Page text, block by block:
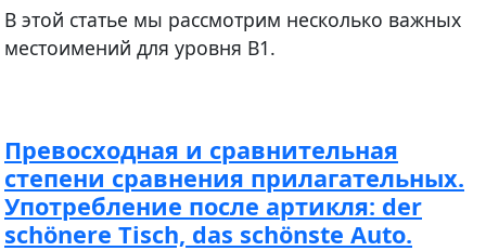
В этой статье мы рассмотрим несколько важных
местоимений для уровня В1.
Превосходная и сравнительная
степени сравнения прилагательных.
Употребление после артикля: der
schönere Tisch, das schönste Auto.